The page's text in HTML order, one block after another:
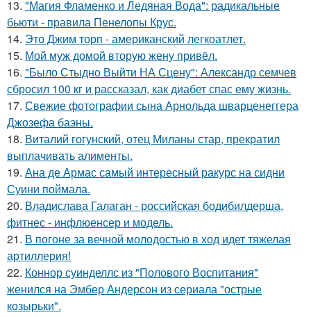
13. "Магия Фламенко и Ледяная Вода": радикальные
бьюти - правила Пенелопы Крус.
14. Это Джим торп - американский легкоатлет.
15. Мой муж домой вторую жену привёл.
16. "Было Стыдно Выйти НА Сцену": Александр семчев
сбросил 100 кг и рассказал, как диабет спас ему жизнь.
17. Свежие фотографии сына Арнольда шварценеггера
Джозефа баэны.
18. Виталий гогунский, отец Миланы стар, прекратил
выплачивать алименты.
19. Ана де Армас самый интересный ракурс на сидни
Суини поймала.
20. Владислава Галаган - российская бодибилдерша,
фитнес - инфлюенсер и модель.
21. В погоне за вечной молодостью в ход идет тяжелая
артиллерия!
22. Коннор суинделлс из "Полового Воспитания"
женился на Эмбер Андерсон из сериала "острые
козырьки".